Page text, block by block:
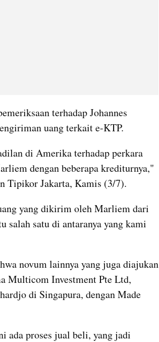
terhadap Johannes
uang terkait e-KTP.
di Amerika terhadap perkara
dengan beberapa krediturnya,"
Tipikor Jakarta, Kamis (3/7).
yang dikirim oleh Marliem dari
salah satu di antaranya yang kami
novum lainnya yang juga diajukan
Multicom Investment Pte Ltd,
di Singapura, dengan Made
ada proses jual beli, yang jadi